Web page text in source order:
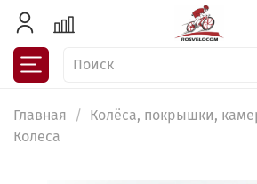
Главная
Колёса, покрышки,
Колеса